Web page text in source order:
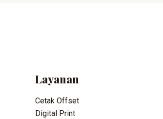
Layanan
Cetak Offset
Digital Print